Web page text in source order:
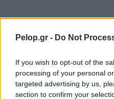
Pelop.gr - Do Not
If you wish to opt-out of the
processing of your personal
targeted advertising by us,
section to confirm your